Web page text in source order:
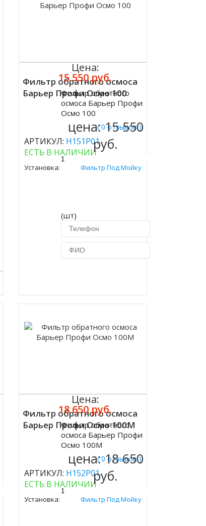
Фильтр обратного осмоса
Барьер Профи Осмо 100
( 0 отзывов )
АРТИКУЛ: Н151Р01
ЕСТЬ В НАЛИЧИИ
Установка: Фильтр Под Мойку
Цена:
15 550 руб.
Купить
Фильтр обратного
осмоса Барьер Профи
Осмо 100
цена:15 550
руб.
(шт)
Фильтр обратного осмоса
Барьер Профи Осмо 100М
( 0 отзывов )
АРТИКУЛ: Н152Р01
ЕСТЬ В НАЛИЧИИ
Установка: Фильтр Под Мойку
Цена:
18 650 руб.
Купить
Фильтр обратного
осмоса Барьер Профи
Осмо 100М
цена:18 650
руб.